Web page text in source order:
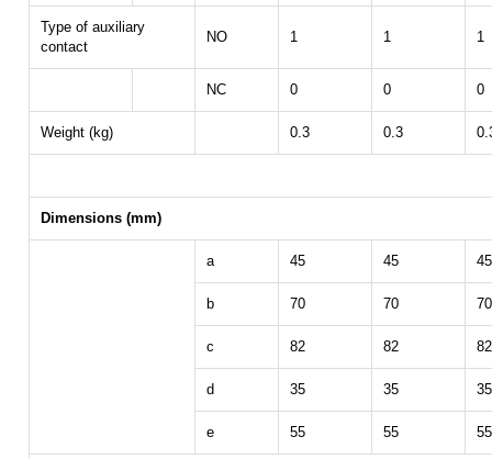
Type of auxiliary
contact
NO 1 1 1
NC 0 0 0
Weight (kg) 0.3 0.3
Dimensions (mm)
a 45 45 45
b 70 70 70
c 82 82 82
d 35 35 35
e 55 55 55